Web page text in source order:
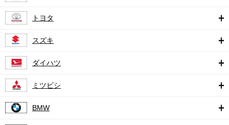
トヨタ
スズキ
ダイハツ
ミツビシ
BMW